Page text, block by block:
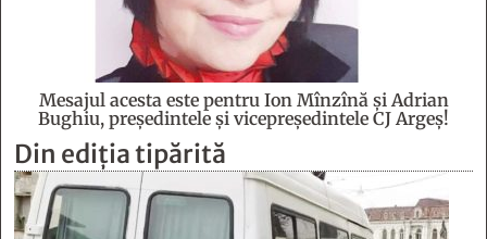
Mesajul acesta este pentru Ion Mînzînă şi Adrian
Bughiu, preşedintele şi vicepreşedintele CJ Argeş!
Din ediția tipărită